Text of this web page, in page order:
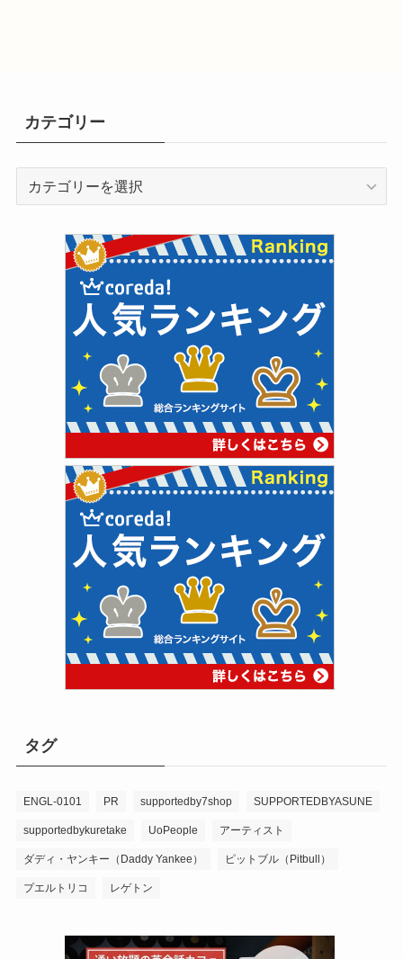
カテゴリー
タグ
ENGL-0101 PR supportedby7shop SUPPORTEDBYASUNE
supportedbykuretake UoPeople アーティスト
ダディ・ヤンキー（Daddy Yankee） ピットブル（Pitbull）
プエルトリコ レゲトン